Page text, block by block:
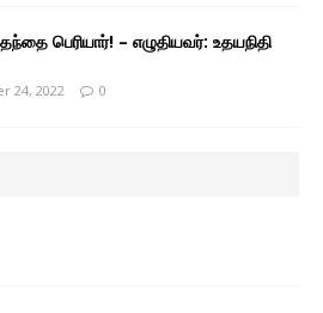
பெரியார்! – எழுதியவர்: உதயநிதி
24, 2022 0